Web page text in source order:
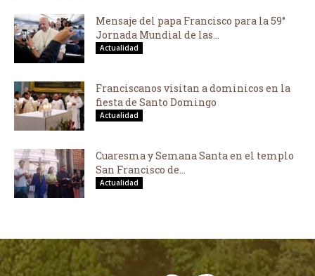
Mensaje del papa Francisco para la 59°
Jornada Mundial de las...
Actualidad
Franciscanos visitan a dominicos en la
fiesta de Santo Domingo
Actualidad
Cuaresma y Semana Santa en el templo
San Francisco de...
Actualidad